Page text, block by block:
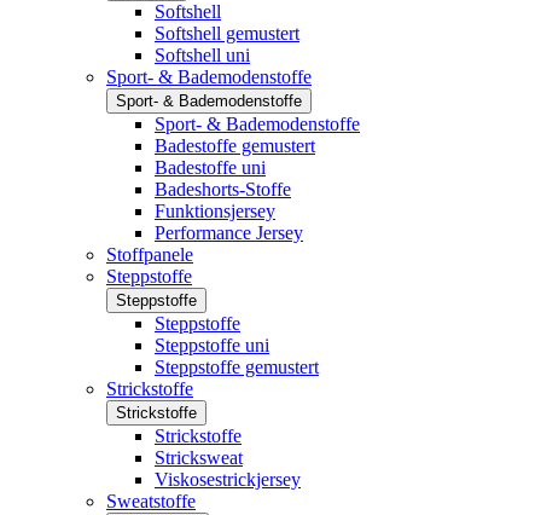
Softshell
Softshell gemustert
Softshell uni
Sport- & Bademodenstoffe
Sport- & Bademodenstoffe
Sport- & Bademodenstoffe
Badestoffe gemustert
Badestoffe uni
Badeshorts-Stoffe
Funktionsjersey
Performance Jersey
Stoffpanele
Steppstoffe
Steppstoffe
Steppstoffe
Steppstoffe uni
Steppstoffe gemustert
Strickstoffe
Strickstoffe
Strickstoffe
Stricksweat
Viskosestrickjersey
Sweatstoffe